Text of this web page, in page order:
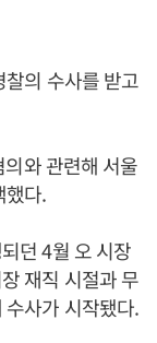
의 수사를 받고
와 관련해 서울
했다.
던 4월 오 시장
재직 시절과 무
사가 시작됐다.